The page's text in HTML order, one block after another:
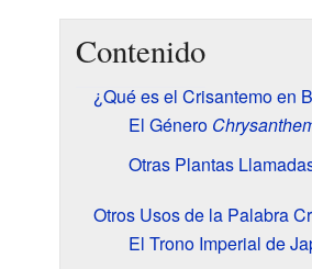
Contenido
¿Qué es el Crisantemo en
El Género
Otras Plantas
Otros Usos de la Palabra
El Trono Imperial de